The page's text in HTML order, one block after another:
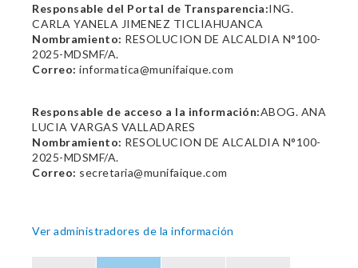
Responsable del Portal de Transparencia:ING.
CARLA YANELA JIMENEZ TICLIAHUANCA
Nombramiento: RESOLUCION DE ALCALDIA N°100-
2025-MDSMF/A.
Correo: informatica@munifaique.com
Responsable de acceso a la información:ABOG. ANA
LUCIA VARGAS VALLADARES
Nombramiento: RESOLUCION DE ALCALDIA N°100-
2025-MDSMF/A.
Correo: secretaria@munifaique.com
Ver administradores de la información